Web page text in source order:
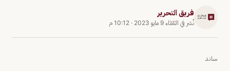
فريق التحرير
نُشر في الثلاثاء 9 مايو 2023 · 10:12 م
ساند